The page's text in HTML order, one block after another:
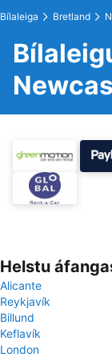
Bílaleiga Bretland
Helstu
Alicante
Reykjavík
Billund
Keflavík
London